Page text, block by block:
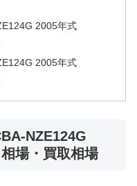
2005年式
2005年式
NZE124G
場・買取相場